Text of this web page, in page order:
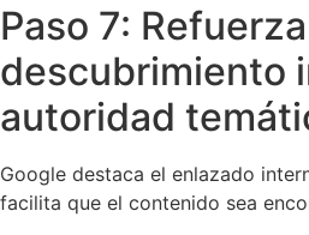
Paso 7:
descubrimiento
autoridad
Google destaca el enlazado
facilita que el contenido sea